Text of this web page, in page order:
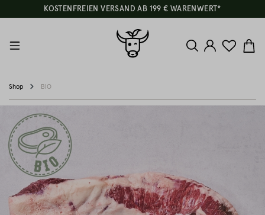
KOSTENFREIEN VERSAND AB 199 € WARENWERT*
Shop BIO